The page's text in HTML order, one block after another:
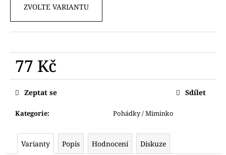
ZVOLTE VARIANTU
77 Kč
Měrná
cena:
Kategorie: Pohádky / Miminko
Zeptat se Sdílet
Varianty Popis Hodnocení Diskuze
j
e
e
SNĚHULÁK
64